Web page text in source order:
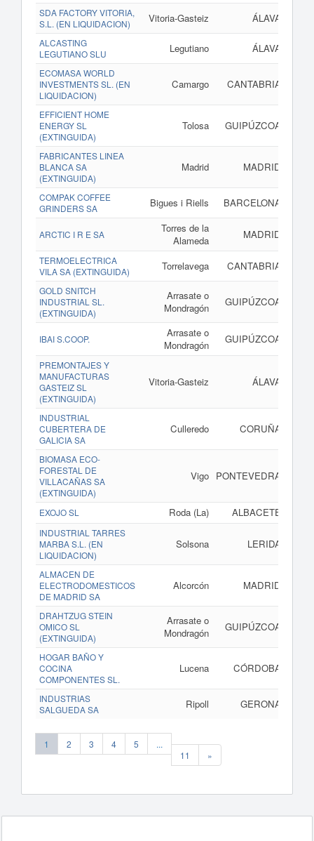
SDA FACTORY VITORIA,
S.L. (EN LIQUIDACION)
Vitoria-Gasteiz ÁLAVA
ALCASTING
LEGUTIANO SLU
Legutiano ÁLAVA
ECOMASA WORLD
INVESTMENTS SL. (EN
LIQUIDACION)
Camargo CANTABRIA
EFFICIENT HOME
ENERGY SL
(EXTINGUIDA)
Tolosa GUIPÚZCOA
FABRICANTES LINEA
BLANCA SA
(EXTINGUIDA)
Madrid MADRID
COMPAK COFFEE
GRINDERS SA
Bigues i Riells BARCELONA
ARCTIC I R E SA
Torres de la
Alameda
MADRID
TERMOELECTRICA
VILA SA (EXTINGUIDA)
Torrelavega CANTABRIA
GOLD SNITCH
INDUSTRIAL SL.
(EXTINGUIDA)
Arrasate o
Mondragón
GUIPÚZCOA
IBAI S.COOP.
Arrasate o
Mondragón
GUIPÚZCOA
PREMONTAJES Y
MANUFACTURAS
GASTEIZ SL
(EXTINGUIDA)
Vitoria-Gasteiz ÁLAVA
INDUSTRIAL
CUBERTERA DE
GALICIA SA
Culleredo CORUÑA
BIOMASA ECO-
FORESTAL DE
VILLACAÑAS SA
(EXTINGUIDA)
Vigo PONTEVEDRA
EXOJO SL Roda (La) ALBACETE
INDUSTRIAL TARRES
MARBA S.L. (EN
LIQUIDACION)
Solsona LERIDA
ALMACEN DE
ELECTRODOMESTICOS
DE MADRID SA
Alcorcón MADRID
DRAHTZUG STEIN
OMICO SL
(EXTINGUIDA)
Arrasate o
Mondragón
GUIPÚZCOA
HOGAR BAÑO Y
COCINA
COMPONENTES SL.
Lucena CÓRDOBA
INDUSTRIAS
SALGUEDA SA
Ripoll GERONA
1 2 3 4 5
...
11
»